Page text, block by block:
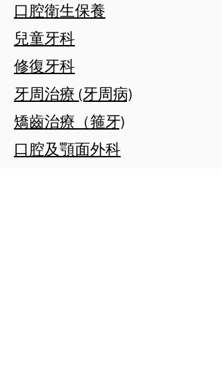
口腔衛生保養
兒童牙科
修復牙科
牙周治療 (牙周病)
矯齒治療（箍牙)
口腔及顎面外科